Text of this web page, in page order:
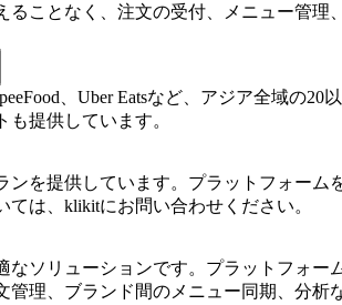
ことなく、注文の受付、メニュー管
、Uber Eatsなど、アジア全域
提供しています。
を提供しています。プラットフォー
は、klikitにお問い合わせください。
ソリューションです。プラットフォ
理、ブランド間のメニュー同期、分析